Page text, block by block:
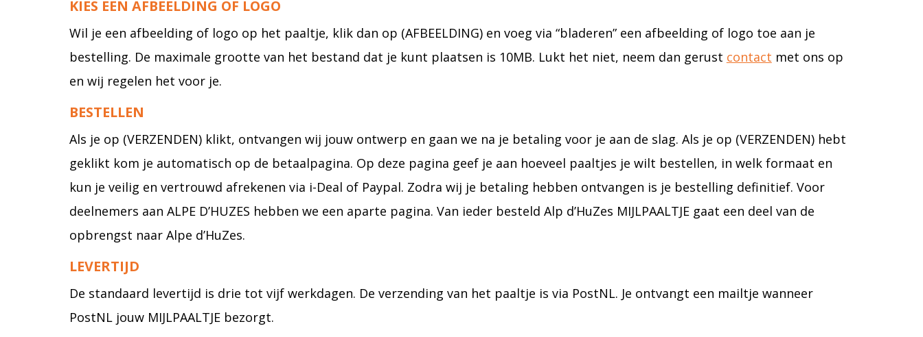
KIES EEN AFBEELDING OF LOGO
Wil je een afbeelding of logo op het paaltje, klik dan op (AFBEELDING) en voeg via “bladeren” een afbeelding of logo toe aan je
bestelling. De maximale grootte van het bestand dat je kunt plaatsen is 10MB. Lukt het niet, neem dan gerust contact met ons op
en wij regelen het voor je.
BESTELLEN
Als je op (VERZENDEN) klikt, ontvangen wij jouw ontwerp en gaan we na je betaling voor je aan de slag. Als je op (VERZENDEN) hebt
geklikt kom je automatisch op de betaalpagina. Op deze pagina geef je aan hoeveel paaltjes je wilt bestellen, in welk formaat en
kun je veilig en vertrouwd afrekenen via i-Deal of Paypal. Zodra wij je betaling hebben ontvangen is je bestelling definitief. Voor
deelnemers aan ALPE D’HUZES hebben we een aparte pagina. Van ieder besteld Alp d’HuZes MIJLPAALTJE gaat een deel van de
opbrengst naar Alpe d’HuZes.
LEVERTIJD
De standaard levertijd is drie tot vijf werkdagen. De verzending van het paaltje is via PostNL. Je ontvangt een mailtje wanneer
PostNL jouw MIJLPAALTJE bezorgt.